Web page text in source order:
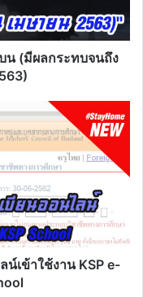
น (มีผลกระทบจนถึง
เข้าใช้งาน KSP e-